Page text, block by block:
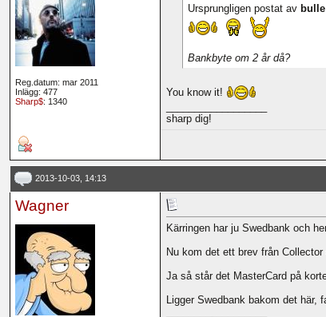
Reg.datum: mar 2011
Inlägg: 477
Sharp$: 1340
Ursprungligen postat av bulle
Bankbyte om 2 år då?
You know it!
sharp dig!
2013-10-03, 14:13
Wagner
Kärringen har ju Swedbank och
Nu kom det ett brev från
Ja så står det MasterCard på
Ligger Swedbank bakom det här,